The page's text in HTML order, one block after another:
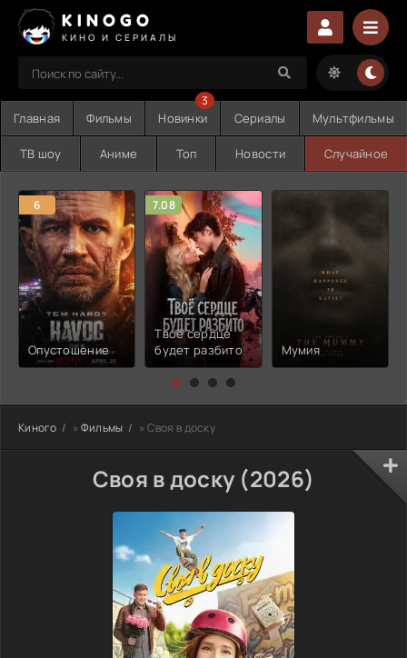
KINOGO
КИНО И СЕРИАЛЫ
Главная Фильмы Новинки
3
Сериалы Мультфильмы
ТВ шоу Аниме Топ Новости Случайное
6
Опустошение
7.08
Твоё сердце
будет разбито
Мумия
Киного » Фильмы » Своя в доску
Своя в доску (2026)